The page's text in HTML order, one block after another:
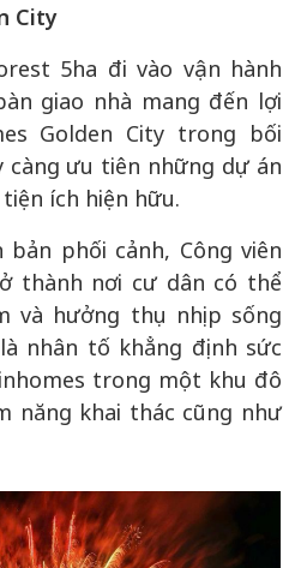
City
5ha đi vào vận hành
giao nhà mang đến lợi
Golden City trong bối
ưu tiên những dự án
ích hiện hữu.
phối cảnh, Công viên
thành nơi cư dân có thể
và hưởng thụ nhịp sống
nhân tố khẳng định sức
trong một khu đô
năng khai thác cũng như